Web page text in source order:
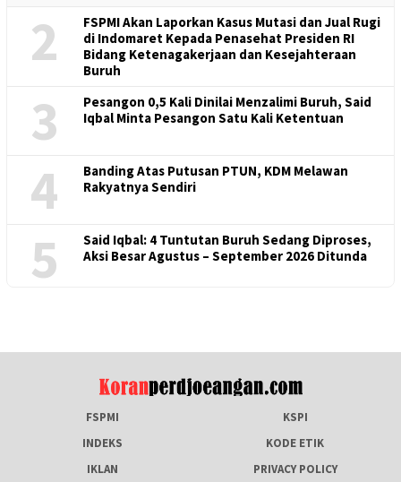
2
FSPMI Akan Laporkan Kasus Mutasi dan Jual Rugi
di Indomaret Kepada Penasehat Presiden RI
Bidang Ketenagakerjaan dan Kesejahteraan
Buruh
3
Pesangon 0,5 Kali Dinilai Menzalimi Buruh, Said
Iqbal Minta Pesangon Satu Kali Ketentuan
4
Banding Atas Putusan PTUN, KDM Melawan
Rakyatnya Sendiri
5
Said Iqbal: 4 Tuntutan Buruh Sedang Diproses,
Aksi Besar Agustus – September 2026 Ditunda
FSPMI
KSPI
INDEKS
KODE ETIK
IKLAN
PRIVACY POLICY